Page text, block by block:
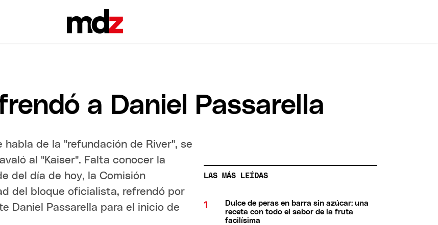
a Daniel Passarella
de la "refundación de River", se
al "Kaiser". Falta conocer la
del día de hoy, la Comisión
del bloque oficialista, refrendó por
Daniel Passarella para el inicio de
LAS MÁS LEÍDAS
Dulce de peras en barra sin azúcar: una
receta con todo el sabor de la fruta
facilísima